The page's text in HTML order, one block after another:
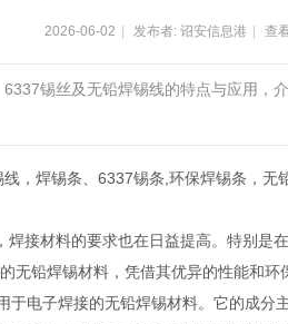
2026-06-02 发布者: 诏安信息港 查
锡丝及无铅焊锡线的特点与应用，
，焊锡条、6337锡条,环保焊锡条，
焊接材料的要求也在日益提高。特别是
无铅焊锡材料，凭借其优异的性能和环
于电子焊接的无铅焊锡材料。它的成